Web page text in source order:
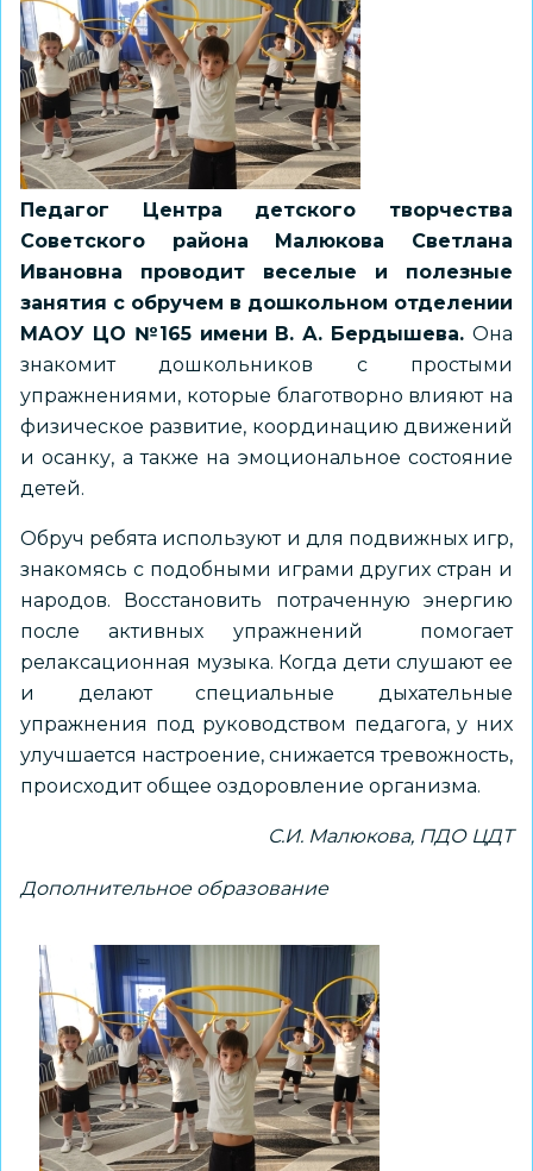
Педагог Центра детского творчества
Советского района Малюкова Светлана
Ивановна проводит веселые и полезные
занятия с обручем в дошкольном отделении
МАОУ ЦО №165 имени В. А. Бердышева. Она
знакомит дошкольников с простыми
упражнениями, которые благотворно влияют на
физическое развитие, координацию движений
и осанку, а также на эмоциональное состояние
детей.
Обруч ребята используют и для подвижных игр,
знакомясь с подобными играми других стран и
народов. Восстановить потраченную энергию
после активных упражнений помогает
релаксационная музыка. Когда дети слушают ее
и делают специальные дыхательные
упражнения под руководством педагога, у них
улучшается настроение, снижается тревожность,
происходит общее оздоровление организма.
С.И. Малюкова, ПДО ЦДТ
Дополнительное образование